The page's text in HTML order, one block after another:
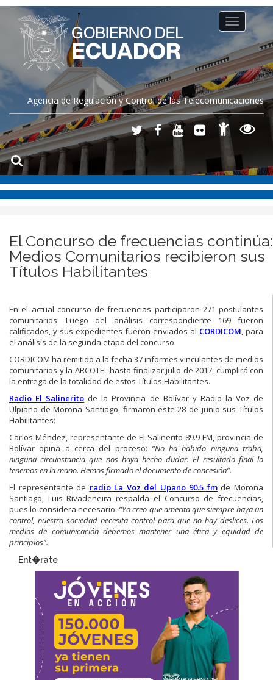
Agencia de Regulación y Control de las Telecomunicaciones
Toggle
navigation
El Concurso de frecuencias continúa:
Medios Comunitarios recibieron sus
Títulos Habilitantes
En el actual concurso de frecuencias participaron 271 postulantes
comunitarios. Luego del análisis correspondiente 169 fueron
calificados, y sus expedientes fueron enviados al CORDICOM, para
el análisis de la segunda etapa del concurso.
CORDICOM ha remitido a la fecha 37 informes vinculantes de medios
comunitarios y la ARCOTEL hasta finalizar julio de 2017, cumplirá con
la entrega de la totalidad de estos Títulos Habilitantes.
Radio El Salinerito de la Provincia de Bolívar y Radio la Voz de
Ulpiano de Morona Santiago, firmaron este 28 de junio sus Títulos
Habilitantes:
Carlos Méndez, representante de El Salinerito 89.9 FM, provincia de
Bolívar opina a cerca del proceso: “No ha habido ninguna traba,
ninguna circunstancia que nos haya hecho dudar. El resultado final lo
tenemos en la mano. Hemos firmado el documento de concesión”.
El representante de radio La Voz del Upano 90.5 fmde Morona
Santiago, Luis Rivadeneira respalda el Concurso de frecuencias,
pues lo considera necesario: “Yo creo que amerita que siempre haya un
control, nuestra sociedad necesita control para que no hay deslices. Los
medios de comunicación debemos mantener una ética y equidad de
principios”.
Ent�rate